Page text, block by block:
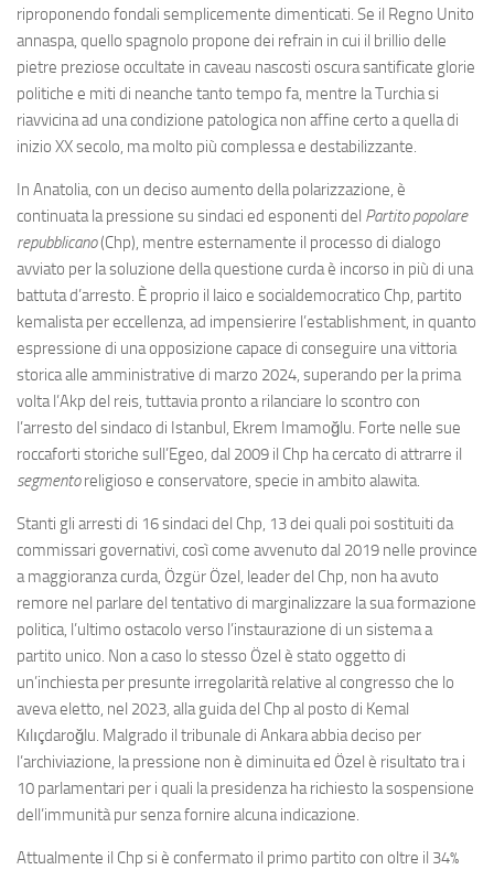
Eventi
riproponendo fondali semplicemente dimenticati. Se il Regno Unito
annaspa, quello spagnolo propone dei refrain in cui il brillio delle
pietre preziose occultate in caveau nascosti oscura santificate glorie
politiche e miti di neanche tanto tempo fa, mentre la Turchia si
riavvicina ad una condizione patologica non affine certo a quella di
inizio XX secolo, ma molto più complessa e destabilizzante.
In Anatolia, con un deciso aumento della polarizzazione, è
continuata la pressione su sindaci ed esponenti del Partito popolare
repubblicano(Chp), mentre esternamente il processo di dialogo
avviato per la soluzione della questione curda è incorso in più di una
battuta d’arresto. È proprio il laico e socialdemocratico Chp, partito
kemalista per eccellenza, ad impensierire l’establishment, in quanto
espressione di una opposizione capace di conseguire una vittoria
storica alle amministrative di marzo 2024, superando per la prima
volta l’Akp del reis, tuttavia pronto a rilanciare lo scontro con
l’arresto del sindaco di Istanbul, Ekrem Imamoğlu. Forte nelle sue
roccaforti storiche sull’Egeo, dal 2009 il Chp ha cercato di attrarre il
segmentoreligioso e conservatore, specie in ambito alawita.
Stanti gli arresti di 16 sindaci del Chp, 13 dei quali poi sostituiti da
commissari governativi, così come avvenuto dal 2019 nelle province
a maggioranza curda, Özgür Özel, leader del Chp, non ha avuto
remore nel parlare del tentativo di marginalizzare la sua formazione
politica, l’ultimo ostacolo verso l’instaurazione di un sistema a
partito unico. Non a caso lo stesso Özel è stato oggetto di
un’inchiesta per presunte irregolarità relative al congresso che lo
aveva eletto, nel 2023, alla guida del Chp al posto di Kemal
Kılıçdaroğlu. Malgrado il tribunale di Ankara abbia deciso per
l’archiviazione, la pressione non è diminuita ed Özel è risultato tra i
10 parlamentari per i quali la presidenza ha richiesto la sospensione
dell’immunità pur senza fornire alcuna indicazione.
Attualmente il Chp si è confermato il primo partito con oltre il 34%